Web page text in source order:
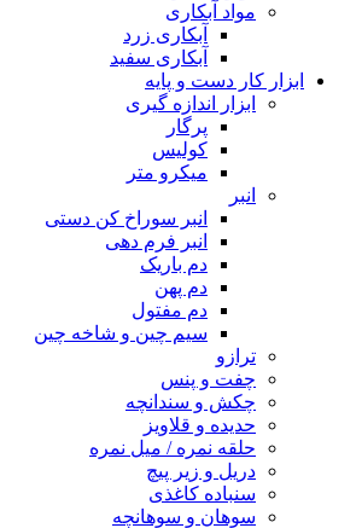
مواد آبکاری
آبکاری زرد
آبکاری سفید
ابزار کار دست و پایه
ابزار اندازه گیری
پرگار
کولیس
میکرو متر
انبر
انبر سوراخ کن دستی
انبر فرم دهی
دم باریک
دم پهن
دم مفتول
سیم چین و شاخه چین
ترازو
چفت و پنس
چکش و سندانچه
حدیده و قلاویز
حلقه نمره / میل نمره
دریل و زیر پیچ
سنباده کاغذی
سوهان و سوهانچه